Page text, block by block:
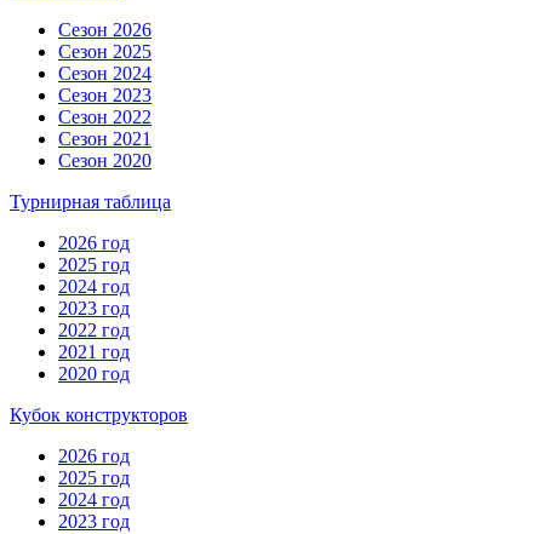
Сезон 2026
Сезон 2025
Сезон 2024
Сезон 2023
Сезон 2022
Сезон 2021
Сезон 2020
Турнирная таблица
2026 год
2025 год
2024 год
2023 год
2022 год
2021 год
2020 год
Кубок конструкторов
2026 год
2025 год
2024 год
2023 год